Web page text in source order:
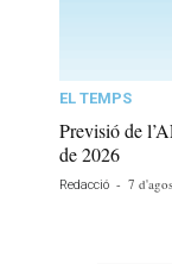
EL TEMPS
Previsió de
de 2026
Redacció - 7